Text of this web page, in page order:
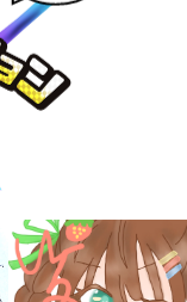
大人気
シリーズに
出会える